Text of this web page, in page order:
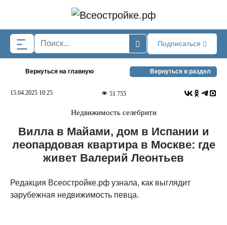
Подписаться
Вернуться на главную Вернуться в раздел
15.04.2025 10:25 51 755
Недвижимость селебрити
Вилла в Майами, дом в Испании и
леопардовая квартира в Москве: где
живет Валерий Леонтьев
Редакция Всеостройке.рф узнала, как выглядит
зарубежная недвижимость певца.